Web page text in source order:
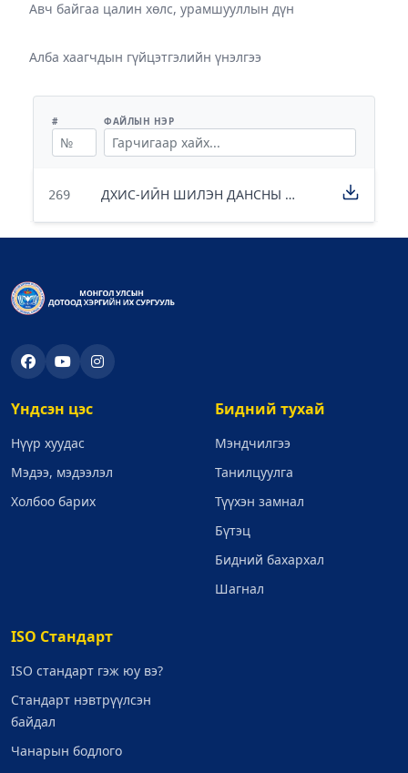
Авч байгаа цалин хөлс, урамшууллын дүн
Алба хаагчдын гүйцэтгэлийн үнэлгээ
# ФАЙЛЫН НЭР
269 ДХИС-ИЙН ШИЛЭН ДАНСНЫ МЭДЭЭЛЭЛТЭЙ ХОЛБООТОЙ ТОДРУУЛГЫГ ДООРХ ХАЯГААР ХОЛБОГДОЖ АВНА УУ!
Үндсэн цэс
Нүүр хуудас
Мэдээ, мэдээлэл
Холбоо барих
Бидний тухай
Мэндчилгээ
Танилцуулга
Түүхэн замнал
Бүтэц
Бидний бахархал
Шагнал
ISO Стандарт
ISO стандарт гэж юу вэ?
Стандарт нэвтрүүлсэн
байдал
Чанарын бодлого